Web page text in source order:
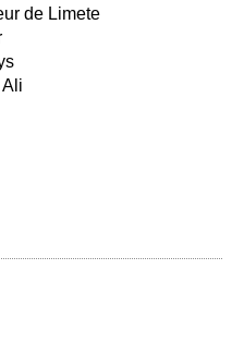
de Limete
Ali